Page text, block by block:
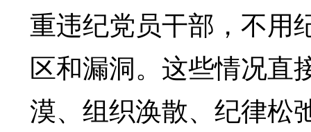
重违纪党员干部，不用
区和漏洞。这些情况直
漠、组织涣散、纪律松